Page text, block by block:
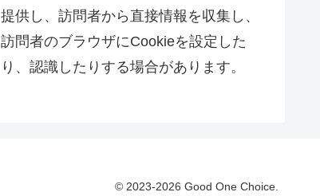
提供し、訪問者から直接情報を収集し、
訪問者のブラウザにCookieを設定した
り、認識したりする場合があります。
© 2023-2026 Good One Choice.